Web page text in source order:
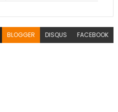
BLOGGER DISQUS FACEBOOK